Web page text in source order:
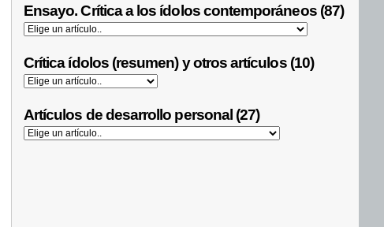
Ensayo. Crítica a los ídolos contemporáneos (87)
Crítica ídolos (resumen) y otros artículos (10)
Artículos de desarrollo personal (27)